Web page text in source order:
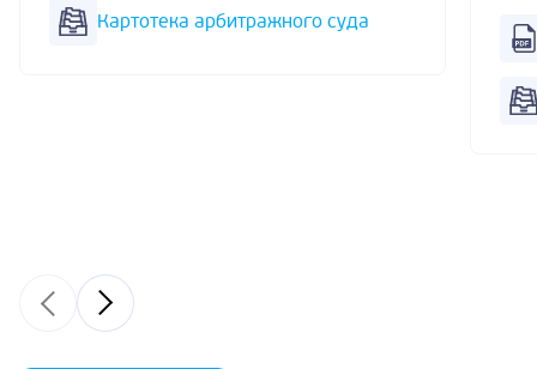
Картотека арбитражного суда